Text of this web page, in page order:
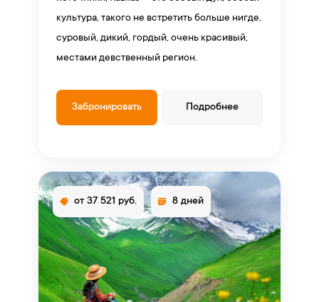
культура, такого не встретить больше нигде,
суровый, дикий, гордый, очень красивый,
местами девственный регион.
Забронировать Подробнее
от 37 521 руб. 8 дней